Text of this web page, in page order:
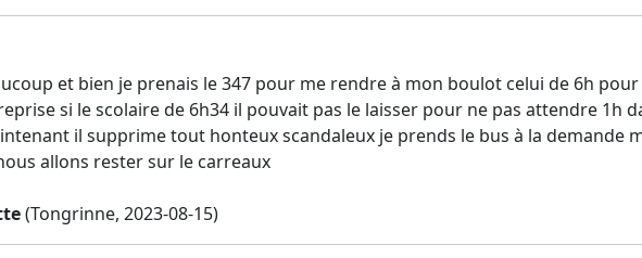
et bien je prenais le 347 pour me rendre à mon boulot celui de 6h
si le scolaire de 6h34 il pouvait pas le laisser pour ne pas attendre 1h
il supprime tout honteux scandaleux je prends le bus à la demande
allons rester sur le carreaux
(Tongrinne, 2023-08-15)